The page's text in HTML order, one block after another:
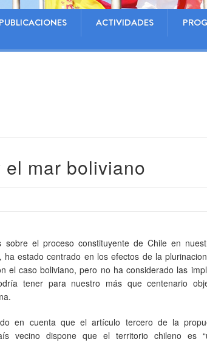
PUBLICACIONES ACTIVIDADES
mar boliviano
sobre el proceso constituyente de Chile en
ha estado centrado en los efectos de la
el caso boliviano, pero no ha considerado las
tener para nuestro más que centenario
en cuenta que el artículo tercero de la
vecino dispone que el territorio chileno es